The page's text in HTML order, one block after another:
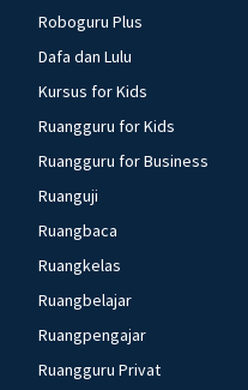
Roboguru Plus
Dafa dan Lulu
Kursus for Kids
Ruangguru for Kids
Ruangguru for Business
Ruanguji
Ruangbaca
Ruangkelas
Ruangbelajar
Ruangpengajar
Ruangguru Privat